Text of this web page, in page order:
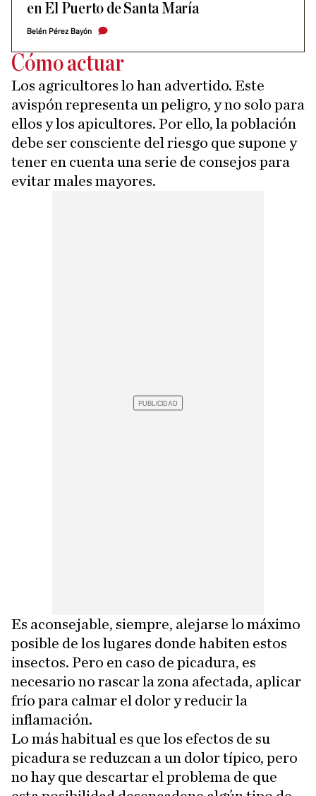
en El Puerto de Santa María
Belén Pérez Bayón
Cómo actuar
Los agricultores lo han advertido. Este
avispón representa un peligro, y no solo para
ellos y los apicultores. Por ello, la población
debe ser consciente del riesgo que supone y
tener en cuenta una serie de consejos para
evitar males mayores.
Es aconsejable, siempre, alejarse lo máximo
posible de los lugares donde habiten estos
insectos. Pero en caso de picadura, es
necesario no rascar la zona afectada, aplicar
frío para calmar el dolor y reducir la
inflamación.
Lo más habitual es que los efectos de su
picadura se reduzcan a un dolor típico, pero
no hay que descartar el problema de que